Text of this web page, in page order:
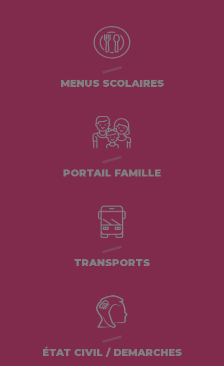
MENUS SCOLAIRES
PORTAIL FAMILLE
TRANSPORTS
ÉTAT CIVIL / DEMARCHES